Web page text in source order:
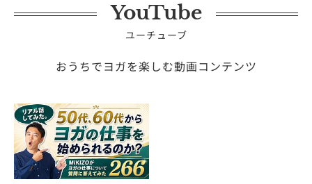
YouTube
ユーチューブ
おうちでヨガを楽しむ動画コンテンツ